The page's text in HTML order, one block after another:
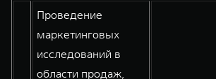
Проведение
маркетинговых
исследований в
области продаж,